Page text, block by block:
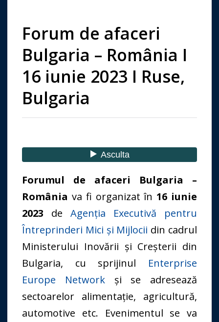
Forum de afaceri
Bulgaria – România I
16 iunie 2023 I Ruse,
Bulgaria
Forumul de afaceri Bulgaria –
România va fi organizat în 16 iunie
2023 de Agenţia Executivă pentru
Întreprinderi Mici şi Mijlocii din cadrul
Ministerului Inovării și Creșterii din
Bulgaria, cu sprijinul Enterprise
Europe Networkși se adresează
sectoarelor alimentație, agricultură,
automotive etc. Evenimentul se va